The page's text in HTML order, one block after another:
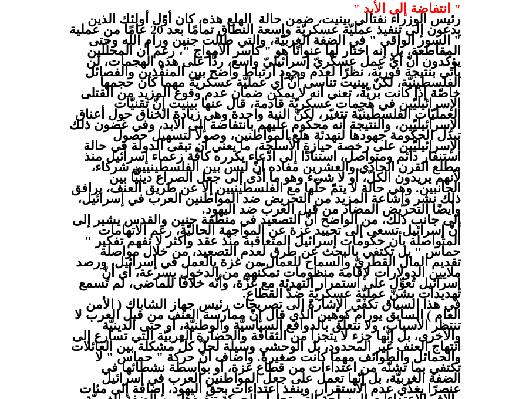
" انتفاضة إلى الأبد "
رئيس الوزراء نفتالي بينيت، ضمن حالة الهلع هذه، كان أوّل أولئك الذين
يدعون إلى تنفيذ عمليّة عسكريّة واسعة النطاق تمامًا بعد 20 عامًا من عملية
" السور الواقي " في الضفة الغربيّة، والتي طالت جنين ورام الله وحتى
المقاطعة، بل إنه اختار لها عنوانًا هو " كاسر الأمواج "، رغم أن المحلّلين
يؤكّدون أنّ أيّ عمل عسكريّ إسرائيليّ واسع، ردًّا على هذه الهجمات، لن
يأتي بنتيجة فوريّة، نظرًا لعدم وجود ارتباط واضح بين المنفّذين والفصائل
الفلسطينيّة، لكنّ بينيت تناسى أنّ أي عمليّة عسكريّة مهما كان حجمها
خاصّة إذا كانت بريّة، تعني أنه لا يمكن ضمان عدم وقوع المزيد من القتلى
الإسرائيليّين في هجمات عسكريّة قادمة، قال عنها بينيت إنّ تقنيّات
العمليّات الفلسطينيّة تتغيّر، لكنّ النية واحدة وهي زيادة الخناق حول أعناق
الإسرائيليّين، والنتيجة أنه محكوم عليهم بانتفاضة إلى الأبد، وفي غضون ذلك
تبذل الحكومة جهودها لتهدئة هلع المواطنين، وصولًا لتسهيل حصول
الإسرائيليّين على رخصة حيازة الأسلحة، ما يعني أن تبقى الدولة في حالة
استنفار دائم ومتواصل، استنادًا إلى ادّعاء يكرره كافّة زعماء إسرائيل منذ
مطلع القرن الحادي والعشرين مفاده أنّ ليس بين الفلسطينيين شركاء،
لأنهم يريدون الكلّ، أو لا شيء وهو ما أدّى إلى جعل الصراع دينيًّا بين
الجانبين. وهي حالة لا يتمّ حلّها مع الفلسطينيين إلا عن طريق العنف، يرافق
ذلك نشر وإشاعة المزيد من التحريض ضد المواطنين العرب في إسرائيل،
وأيضًا التحريض المضاد من قبل العرب ضد اليهود.
إلى جانب ذلك، من الواضح أنّ التصعيد في منطقة جنين والقدس يشير إلى
أنّ إسرائيل تسعى إلى تحييد غزة عن المواجهة الحاليّة، رغم الاتهامات
المتواصلة بأن حكومات إسرائيل المتعاقبة منذ عقد وأكثر لا تفهم تفكير "
حماس " بل تكتفي بالبحث عن طرق لعدم التصعيد، من خلال مواصلة
تقديم المال القطريّ والسماح للعمال من غزة بالعمل في إسرائيل، ورصد
ملايين الدولارات لإقامة منظومات تمكّنهم من الدخول بسرعة، أي أنّ
إسرائيل تُعوِّل على استمرار التهدئة مع غزّة، وأنّه خلافًا للماضي، لم تُسمع
تهديدات بشنّ عمليّةٍ عسكريّةٍ ضدّ القطاع.
في هذا السياق تكفي الإشارة إلى تصريحات رئيس جهاز الشاباك ( الأمن
العام ) السابق يورام كوهين الذي قال إنّ ممارسة العنف من قبل العرب لا
تنتظر الأسباب، ولا تتعلّق بالدوافع السياسيّة والوطنيّة، أو حتى الدينيّة
والأخرى، بل إنّها جزء لا يتجزأ من الثقافة والحضارة العربيّة التي تسارع إلى
انتهاج العنف غير المحدود، بل الوحشي وسيلة لحلّ كلّ مشكلة بين العائلات
والحمائل والطوائف مهما كانت صغيرة. وأضاف أنّ حركة " حماس " لا
تكتفي بما تشنّه من اعتداءات من قطاع غزة، أو بواسطة نشطائها في
الضفة الغربيّة، بل إنّها تعمل على جعل المواطنين العرب في إسرائيل
عنصرًا يغذّي عدم الاستقرار، وينفذ اعتداءات بحقّ اليهود، إضافة إلى مئات